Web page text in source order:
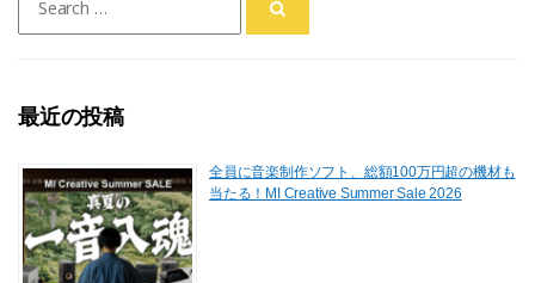
for:
最近の投稿
全員に音楽制作ソフト、総額100万円超の機材も
当たる！MI Creative Summer Sale 2026